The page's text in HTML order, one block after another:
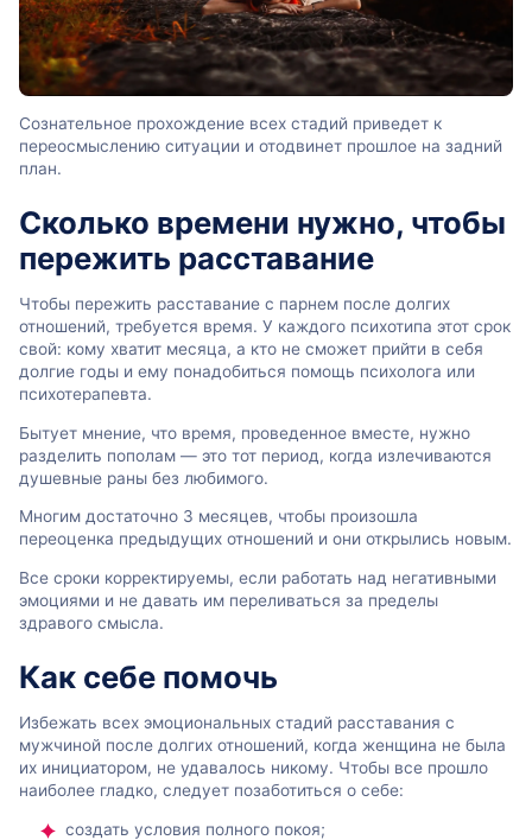
Сознательное прохождение всех стадий приведет к
переосмыслению ситуации и отодвинет прошлое на задний
план.
Сколько времени нужно, чтобы
пережить расставание
Чтобы пережить расставание с парнем после долгих
отношений, требуется время. У каждого психотипа этот срок
свой: кому хватит месяца, а кто не сможет прийти в себя
долгие годы и ему понадобиться помощь психолога или
психотерапевта.
Бытует мнение, что время, проведенное вместе, нужно
разделить пополам — это тот период, когда излечиваются
душевные раны без любимого.
Многим достаточно 3 месяцев, чтобы произошла
переоценка предыдущих отношений и они открылись новым.
Все сроки корректируемы, если работать над негативными
эмоциями и не давать им переливаться за пределы
здравого смысла.
Как себе помочь
Избежать всех эмоциональных стадий расставания с
мужчиной после долгих отношений, когда женщина не была
их инициатором, не удавалось никому. Чтобы все прошло
наиболее гладко, следует позаботиться о себе:
создать условия полного покоя;